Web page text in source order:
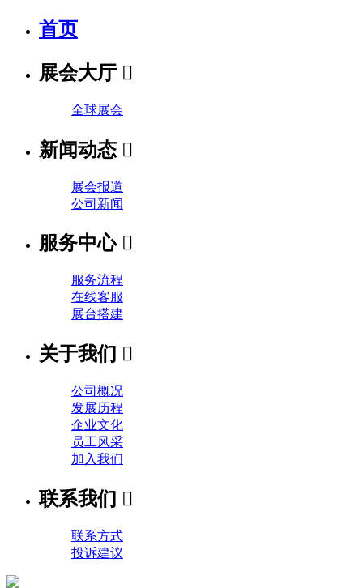
首页
展会大厅 
全球展会
新闻动态 
展会报道
公司新闻
服务中心 
服务流程
在线客服
展台搭建
关于我们 
公司概况
发展历程
企业文化
员工风采
加入我们
联系我们 
联系方式
投诉建议